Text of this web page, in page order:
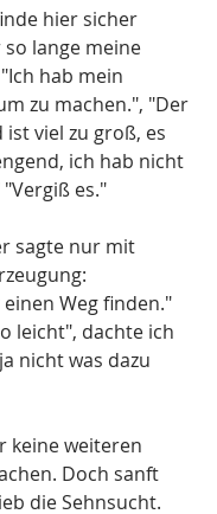
hier sicher
lange meine
hab mein
zu machen.", "Der
viel zu groß, es
ich hab nicht
es."
sagte nur mit
Weg finden."
leicht", dachte ich
nicht was dazu
keine weiteren
Doch sanft
die Sehnsucht.